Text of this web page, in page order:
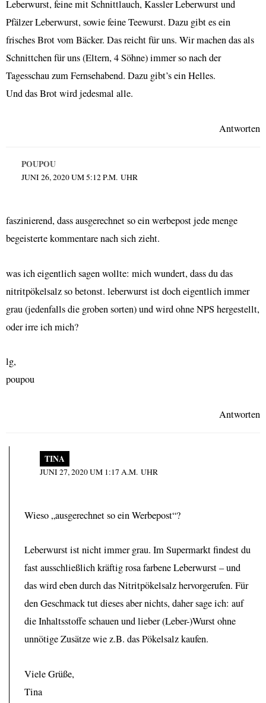
Leberwurst, feine mit Schnittlauch, Kassler Leberwurst und
Pfälzer Leberwurst, sowie feine Teewurst. Dazu gibt es ein
frisches Brot vom Bäcker. Das reicht für uns. Wir machen das als
Schnittchen für uns (Eltern, 4 Söhne) immer so nach der
Tagesschau zum Fernsehabend. Dazu gibt’s ein Helles.
Und das Brot wird jedesmal alle.
Antworten
POUPOU
JUNI 26, 2020 UM 5:12 P.M. UHR
faszinierend, dass ausgerechnet so ein werbepost jede menge
begeisterte kommentare nach sich zieht.
was ich eigentlich sagen wollte: mich wundert, dass du das
nitritpökelsalz so betonst. leberwurst ist doch eigentlich immer
grau (jedenfalls die groben sorten) und wird ohne NPS hergestellt,
oder irre ich mich?
lg,
poupou
Antworten
TINA
JUNI 27, 2020 UM 1:17 A.M. UHR
Wieso „ausgerechnet so ein Werbepost“?
Leberwurst ist nicht immer grau. Im Supermarkt findest du
fast ausschließlich kräftig rosa farbene Leberwurst – und
das wird eben durch das Nitritpökelsalz hervorgerufen. Für
den Geschmack tut dieses aber nichts, daher sage ich: auf
die Inhaltsstoffe schauen und lieber (Leber-)Wurst ohne
unnötige Zusätze wie z.B. das Pökelsalz kaufen.
Viele Grüße,
Tina